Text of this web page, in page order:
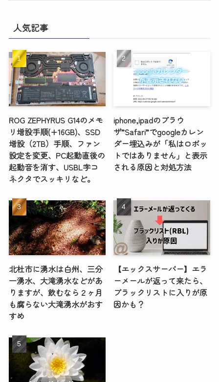
人気記事
ROG ZEPHYRUS G14のメモ
リ増設手順(+16GB)、SSD
増設（2TB）手順、ファン
設定を変更、PC起動直後の
起動音を消す、USBL字コ
ネクタでスッキリなど。
iphone,ipadのブラウ
ザ”Safari”でgoogleカレン
ダー埋込みが「私はロボッ
トではありません」と表示
される原因と対処方法
北杜市に湧水は白州、三分
一湧水、大滝湧水などがあ
りますが、飲むなら２ヶ月
も腐らない大滝湧水がおす
すめ
【エックスサーバー】エラ
ーメールが返って来たら、
ブラックリストに入りが原
因かも？